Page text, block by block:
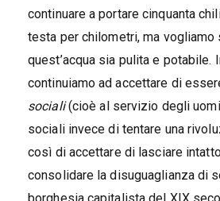
continuare a portare cinquanta
testa per chilometri, ma vogliamo
quest’acqua sia pulita e potabile.
continuiamo ad accettare di
sociali(cioè al servizio degli
sociali invece di tentare una
così di accettare di lasciare
consolidare la disuguaglianza di